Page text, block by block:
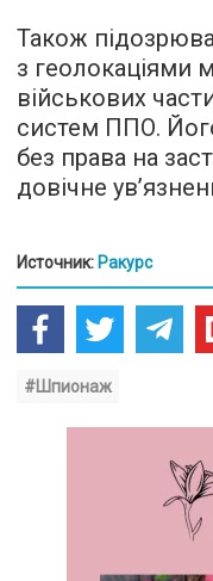
Також
з геолокаціями
військових
систем ППО.
без права на
довічне
Источник: Ракурс
#Шпионаж